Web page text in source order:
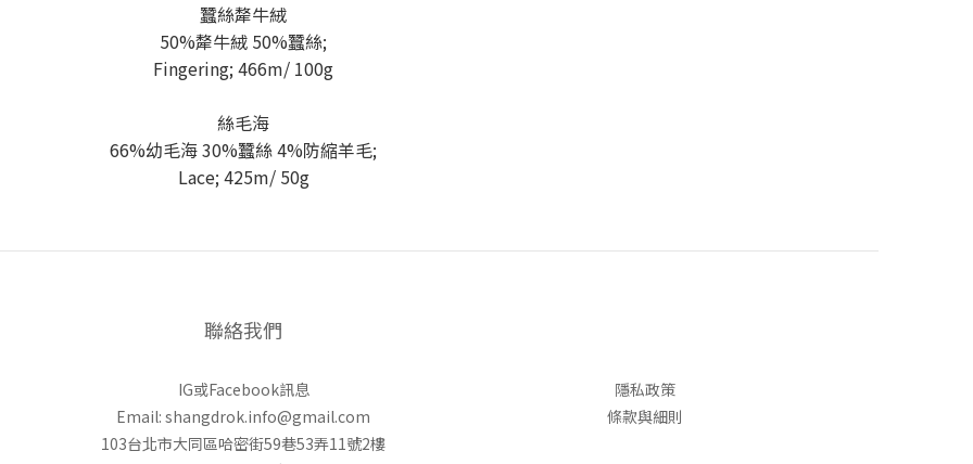
蠶絲犛牛絨
50%犛牛絨 50%蠶絲;
Fingering; 466m/ 100g
絲毛海
66%幼毛海 30%蠶絲 4%防縮羊毛;
Lace; 425m/ 50g
聯絡我們
IG或Facebook訊息
Email: shangdrok.info@gmail.com
103台北市大同區哈密街59巷53弄11號2樓
隱私政策
條款與細則